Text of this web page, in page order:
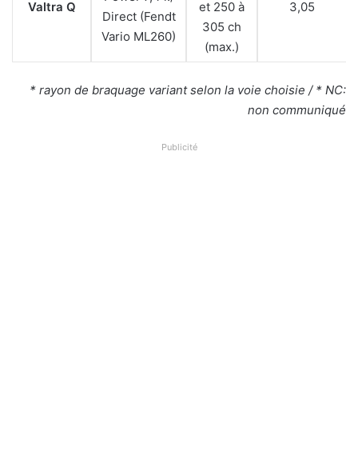
Valtra Q
Direct (Fendt
Vario ML260)
et 250 à
305 ch
(max.)
3,05
* rayon de braquage variant selon la voie choisie / * NC:
non communiqué
Publicité